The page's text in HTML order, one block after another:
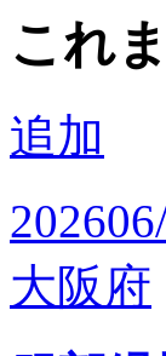
これ
追加
2026
大阪府